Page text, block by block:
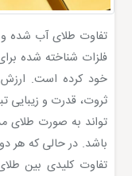
تفاوت طلای آب شده
فلزات شناخته شده
خود کرده است. ارزش
ثروت، قدرت و
تواند به صورت
باشد. در حالی که هر
تفاوت کلیدی بین